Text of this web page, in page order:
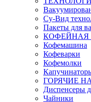
Су-Вид
Пакеты для
КОФЕЙНАЯ
Кофемашина
Кофеварки
Кофемолки
ГОРЯЧИЕ
Диспенсеры
Чайники